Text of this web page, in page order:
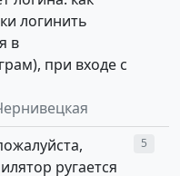
логинить
в
при входе с
ругается
5